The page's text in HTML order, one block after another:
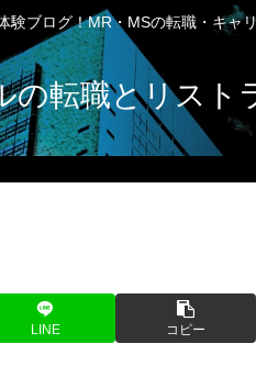
ブログ！MR・MSの転職・キャ
の転職とリスト
LINE コピー